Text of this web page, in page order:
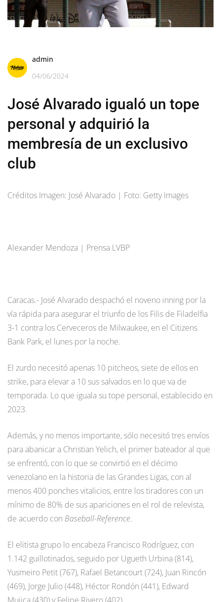
admin
04/06/2024
José Alvarado igualó un tope
personal y adquirió la
membresía de un exclusivo
club
Créditos Imagen: José Alvarado | Foto: Getty Images
Alexander Mendoza | Prensa LVBP
Caracas.- José Alvarado despachó el noveno inning por la
vía rápida para asegurar el triunfo de los Filis de Filadelfia
3-1 contra los Cerveceros de Milwaukee, en el Citizens
Bank Park, el lunes por la noche.
El zurdo necesitó apenas 10 pitcheos, siete de ellos en
strike, para elevar a 10 sus salvados en lo que va de
temporada. Lo que iguala su tope personal, establecido en
2023.
Además, y no menos importante, sólo necesitó tres envíos
para abanicar a Christian Yelich, el primer bateador al que
se enfrentó, con lo que se convirtió en el décimo
venezolano en la historia de las Grandes Ligas, con al
menos 400 ponches vitalicios, entre los tiradores con un
mínimo de 80% de sus apariciones en el rol de relevista,
de acuerdo con Baseball-Reference.
El elitista grupo lo encabeza Francisco Rodríguez, con
1.142 guillotinados, seguido por Ugueth Urbina (814),
Yusmeiro Petit (767), Rafael Betancourt (724), Juan Rincón
(469), Jorge Julio (448), Héctor Rondón (441), Edward